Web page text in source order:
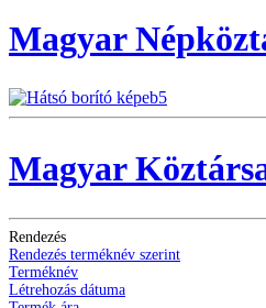
Magyar
Magyar
Rendezés
Rendezés terméknév szerint
Terméknév
Létrehozás dátuma